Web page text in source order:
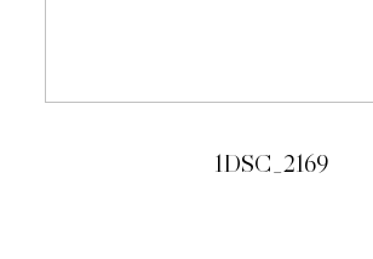
1DSC_2169